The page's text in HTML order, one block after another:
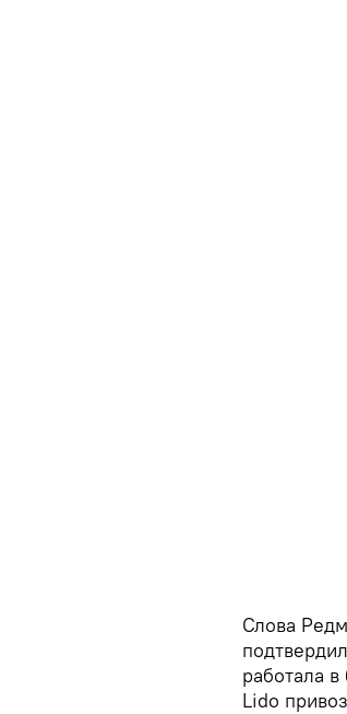
Слова
работала
Lido